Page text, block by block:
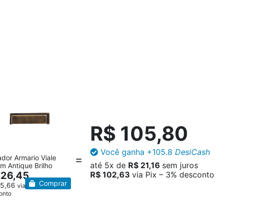
Armario Viale
Antique Brilho
via Pix – 3%Comprar
R$ 105,80
Você ganha +105.8 DesiCash
até 5x de R$ 21,16 sem juros
R$ 102,63 via Pix – 3% desconto